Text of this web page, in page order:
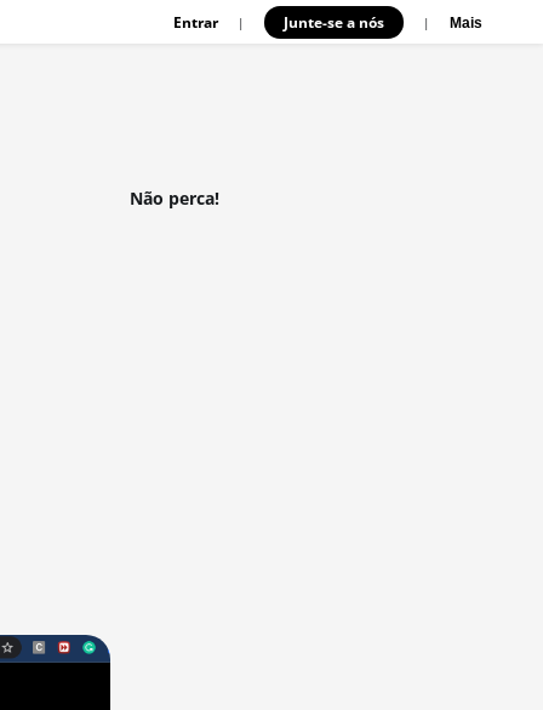
Entrar | Junte-se a nós | Mais
Não perca!